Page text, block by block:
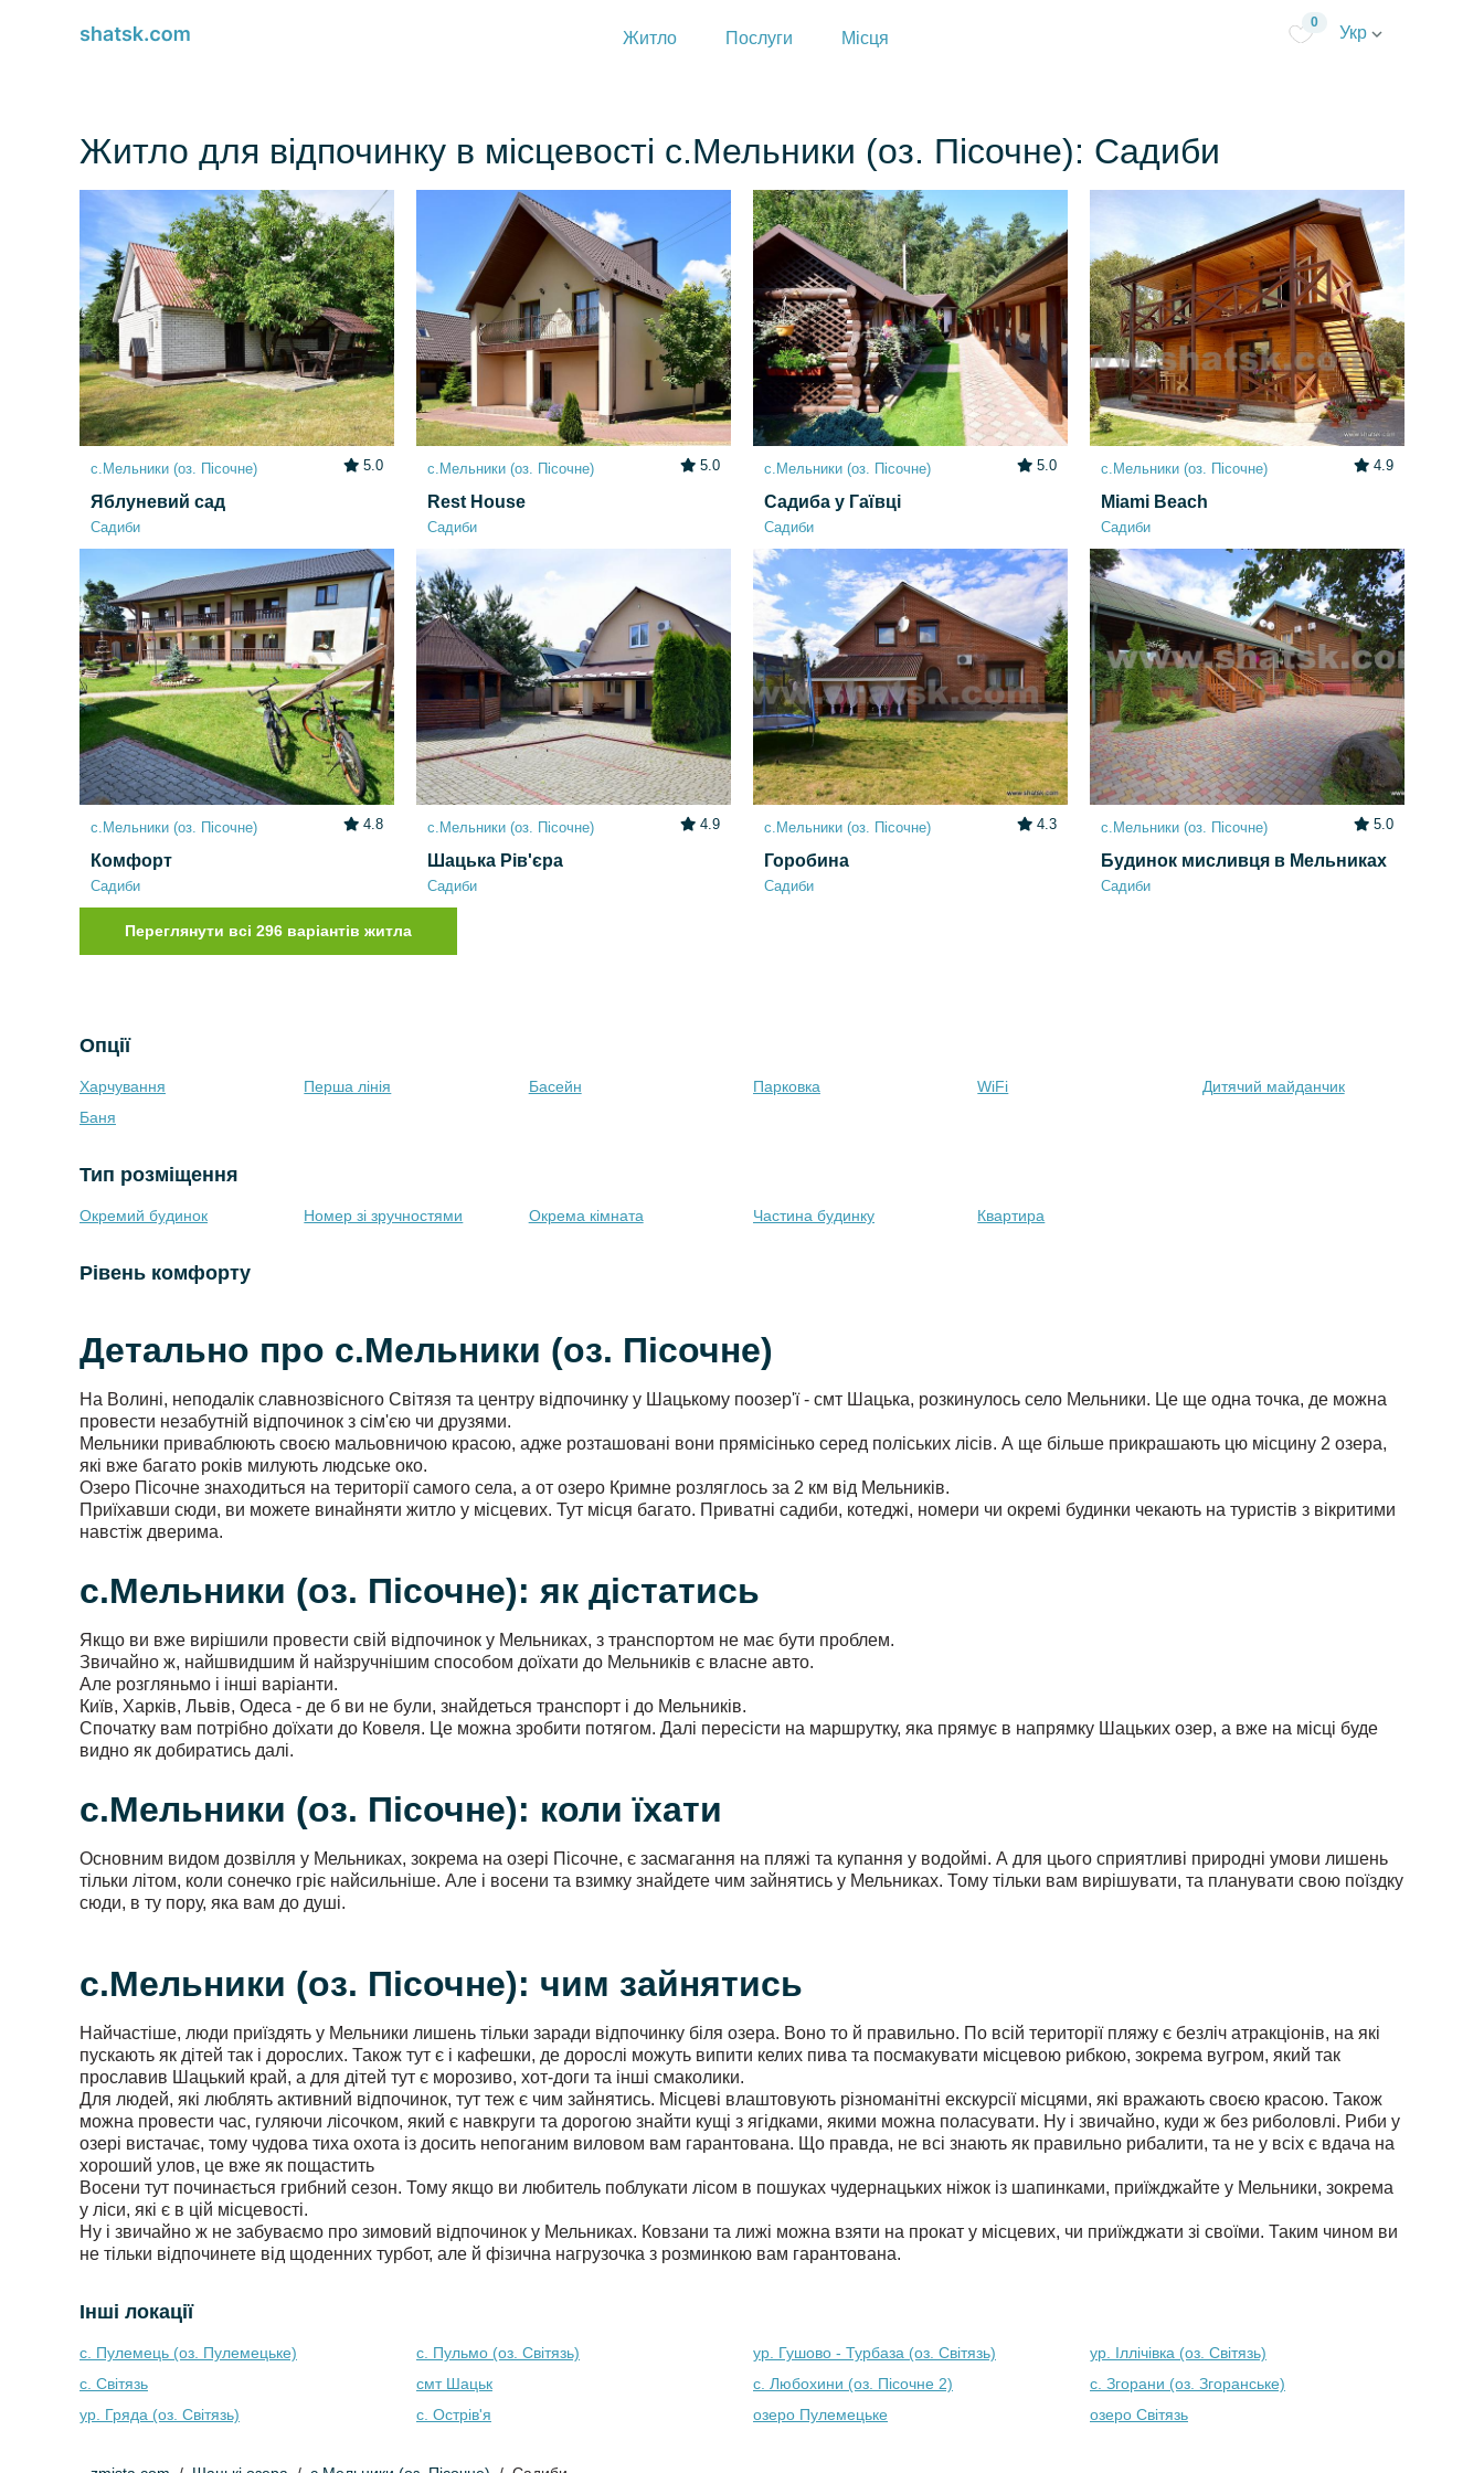
Житло Послуги Місця
0
Укр
Житло для відпочинку в місцевості с.Мельники (оз. Пісочне): Садиби
с.Мельники (оз. Пісочне) 5.0
Яблуневий сад
Садиби
с.Мельники (оз. Пісочне) 5.0
Rest House
Садиби
с.Мельники (оз. Пісочне) 5.0
Садиба у Гаївці
Садиби
с.Мельники (оз. Пісочне) 4.9
Miami Beach
Садиби
с.Мельники (оз. Пісочне) 4.8
Комфорт
Садиби
с.Мельники (оз. Пісочне) 4.9
Шацька Рів'єра
Садиби
с.Мельники (оз. Пісочне) 4.3
Горобина
Садиби
с.Мельники (оз. Пісочне) 5.0
Будинок мисливця в Мельниках
Садиби
Переглянути всі 296 варіантів житла
Опції
Харчування Перша лінія Басейн Парковка WiFi
Дитячий майданчик
Баня
Тип розміщення
Окремий будинок Номер зі зручностями Окрема кімната Частина будинку Квартира
Рівень комфорту
Детально про с.Мельники (оз. Пісочне)
На Волині, неподалік славнозвісного Світязя та центру відпочинку у Шацькому поозер'ї - смт Шацька, розкинулось село Мельники. Це ще одна точка, де можна
провести незабутній відпочинок з сім'єю чи друзями.
Мельники приваблюють своєю мальовничою красою, адже розташовані вони прямісінько серед поліських лісів. А ще більше прикрашають цю місцину 2 озера,
які вже багато років милують людське око.
Озеро Пісочне знаходиться на території самого села, а от озеро Кримне розляглось за 2 км від Мельників.
Приїхавши сюди, ви можете винайняти житло у місцевих. Тут місця багато. Приватні садиби, котеджі, номери чи окремі будинки чекають на туристів з вікритими
навстіж дверима.
с.Мельники (оз. Пісочне): як дістатись
Якщо ви вже вирішили провести свій відпочинок у Мельниках, з транспортом не має бути проблем.
Звичайно ж, найшвидшим й найзручнішим способом доїхати до Мельників є власне авто.
Але розгляньмо і інші варіанти.
Київ, Харків, Львів, Одеса - де б ви не були, знайдеться транспорт і до Мельників.
Спочатку вам потрібно доїхати до Ковеля. Це можна зробити потягом. Далі пересісти на маршрутку, яка прямує в напрямку Шацьких озер, а вже на місці буде
видно як добиратись далі.
с.Мельники (оз. Пісочне): коли їхати
Основним видом дозвілля у Мельниках, зокрема на озері Пісочне, є засмагання на пляжі та купання у водоймі. А для цього сприятливі природні умови лишень
тільки літом, коли сонечко гріє найсильніше. Але і восени та взимку знайдете чим зайнятись у Мельниках. Тому тільки вам вирішувати, та планувати свою поїздку
сюди, в ту пору, яка вам до душі.
с.Мельники (оз. Пісочне): чим зайнятись
Найчастіше, люди приїздять у Мельники лишень тільки заради відпочинку біля озера. Воно то й правильно. По всій території пляжу є безліч атракціонів, на які
пускають як дітей так і дорослих. Також тут є і кафешки, де дорослі можуть випити келих пива та посмакувати місцевою рибкою, зокрема вугром, який так
прославив Шацький край, а для дітей тут є морозиво, хот-доги та інші смаколики.
Для людей, які люблять активний відпочинок, тут теж є чим зайнятись. Місцеві влаштовують різноманітні екскурсії місцями, які вражають своєю красою. Також
можна провести час, гуляючи лісочком, який є навкруги та дорогою знайти кущі з ягідками, якими можна поласувати. Ну і звичайно, куди ж без риболовлі. Риби у
озері вистачає, тому чудова тиха охота із досить непоганим виловом вам гарантована. Що правда, не всі знають як правильно рибалити, та не у всіх є вдача на
хороший улов, це вже як пощастить
Восени тут починається грибний сезон. Тому якщо ви любитель поблукати лісом в пошуках чудернацьких ніжок із шапинками, приїжджайте у Мельники, зокрема
у ліси, які є в цій місцевості.
Ну і звичайно ж не забуваємо про зимовий відпочинок у Мельниках. Ковзани та лижі можна взяти на прокат у місцевих, чи приїжджати зі своїми. Таким чином ви
не тільки відпочинете від щоденних турбот, але й фізична нагрузочка з розминкою вам гарантована.
Інші локації
с. Пулемець (оз. Пулемецьке) с. Пульмо (оз. Світязь) ур. Гушово - Турбаза (оз. Світязь)
ур. Іллічівка (оз. Світязь)
с. Світязь
смт Шацьк с. Любохини (оз. Пісочне 2)
с. Згорани (оз. Згоранське)
ур. Гряда (оз. Світязь)
с. Острів'я озеро Пулемецьке озеро Світязь